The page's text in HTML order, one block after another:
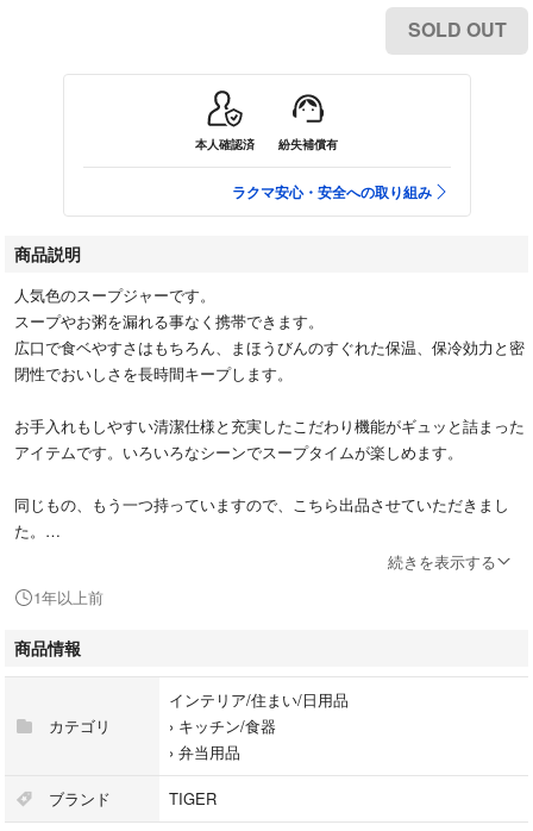
SOLD OUT
本人確認済 紛失補償有
ラクマ安心・安全への取り組み
商品説明
人気色のスープジャーです。
スープやお粥を漏れる事なく携帯できます。
広口で食ベやすさはもちろん、まほうびんのすぐれた保温、保冷効力と密
閉性でおいしさを長時間キープします。
お手入れもしやすい清潔仕様と充実したこだわり機能がギュッと詰まった
アイテムです。いろいろなシーンでスープタイムが楽しめます。
同じもの、もう一つ持っていますので、こちら出品させていただきまし
た。
2回ほど使用しましたので、ご了承頂けるかたにお願い致します。
楽天市場で3000円くらいで購入しました。
上部8.5 底部7.5 高さ11.5(cm)
続きを表示する
1年以上前
商品情報
カテゴリ
インテリア/住まい/日用品
› キッチン/食器
› 弁当用品
ブランド TIGER